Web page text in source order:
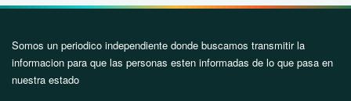
Somos un periodico independiente donde buscamos transmitir la
informacion para que las personas esten informadas de lo que pasa en
nuestra estado